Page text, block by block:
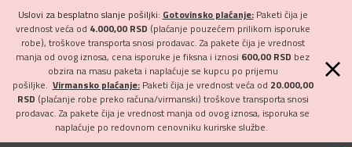
Uslovi za besplatno slanje pošiljki: Gotovinsko plaćanje:Paketi čija je
vrednost veća od 4.000,00 RSD (plaćanje pouzećem prilikom isporuke
robe), troškove transporta snosi prodavac. Za pakete čija je vrednost
manja od ovog iznosa, cena isporuke je fiksna i iznosi 600,00 RSD bez
obzira na masu paketa i naplaćuje se kupcu po prijemu
pošiljke. Virmansko plaćanje:Paketi čija je vrednost veća od 20.000,00
RSD (plaćanje robe preko računa/virmanski) troškove transporta snosi
prodavac. Za pakete čija je vrednost manja od ovog iznosa, isporuka se
naplaćuje po redovnom cenovniku kurirske službe.